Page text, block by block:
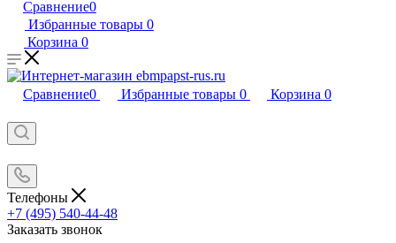
Сравнение0
Избранные товары 0
Корзина 0
Сравнение0 Избранные товары 0 Корзина 0
Телефоны
+7 (495) 540-44-48
Заказать звонок